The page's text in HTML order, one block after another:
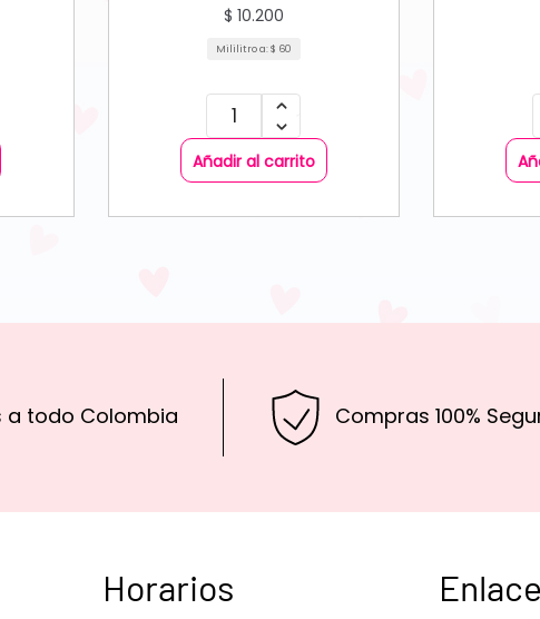
$ 10.200
Mililitro a:$ 60
Añadir al carrito
a todo Colombia Compras 100%
Horarios